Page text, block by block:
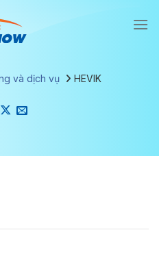
và dịch vụ HEVIK